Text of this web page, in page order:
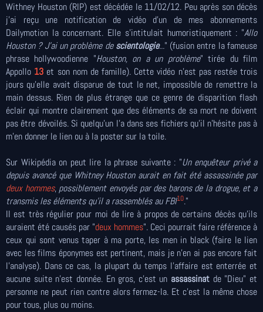
Withney Houston (RIP) est décédée le 11/02/12. Peu après son décès
j'ai reçu une notification de vidéo d'un de mes abonnements
Dailymotion la concernant. Elle s'intitulait humoristiquement : "Allo
Houston ? J'ai un problème descientologie..." (fusion entre la fameuse
phrase hollywoodienne "Houston, on a un problème" tirée du film
Appollo 13 et son nom de famille). Cette vidéo n'est pas restée trois
jours qu'elle avait disparue de tout le net, impossible de remettre la
main dessus. Rien de plus étrange que ce genre de disparition flash
éclair qui montre clairement que des éléments de sa mort ne doivent
pas être dévoilés. Si quelqu'un l'a dans ses fichiers qu'il n'hésite pas à
m'en donner le lien ou à la poster sur la toile.
Sur Wikipédia on peut lire la phrase suivante : "Un enquêteur privé a
depuis avancé que Whitney Houston aurait en fait été assassinée par
deux hommes,possiblement envoyés par des barons de la drogue, et a
transmis les éléments qu'il a rassemblés au FBI10."
Il est très régulier pour moi de lire à propos de certains décès qu'ils
auraient été causés par "deux hommes". Ceci pourrait faire référence à
ceux qui sont venus taper à ma porte, les men in black (faire le lien
avec les films éponymes est pertinent, mais je n'en ai pas encore fait
l'analyse). Dans ce cas, la plupart du temps l'affaire est enterrée et
aucune suite n'est donnée. En gros, c'est un assassinat de "Dieu" et
personne ne peut rien contre alors fermez-la. Et c'est la même chose
pour tous, plus ou moins.